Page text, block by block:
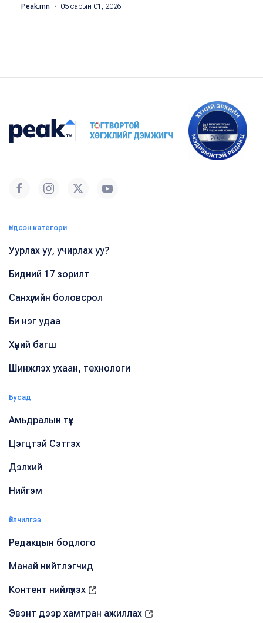
Peak.mn ・ 05 сарын 01, 2026
Үндсэн категори
Уурлах уу, учирлах уу?
Бидний 17 зорилт
Санхүүгийн боловсрол
Би нэг удаа
Хүний багш
Шинжлэх ухаан, технологи
Бусад
Амьдралын түүх
Цэгцтэй Сэтгэх
Дэлхий
Нийгэм
Үйлчилгээ
Редакцын бодлого
Манай нийтлэгчид
Контент нийлүүлэх
Эвэнт дээр хамтран ажиллах